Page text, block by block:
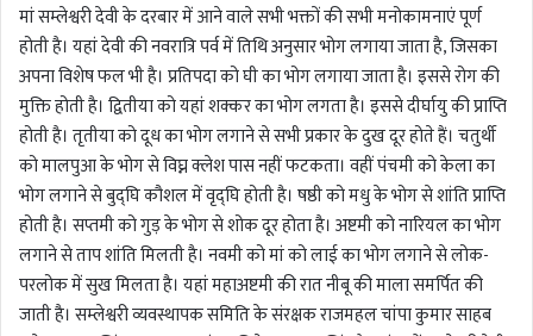
मां सम्लेश्वरी देवी के दरबार में आने वाले सभी भक्तों की सभी मनोकामनाएं पूर्ण
होती है। यहां देवी की नवरात्रि पर्व में तिथि अनुसार भोग लगाया जाता है, जिसका
अपना विशेष फल भी है। प्रतिपदा को घी का भोग लगाया जाता है। इससे रोग की
मुक्ति होती है। द्वितीया को यहां शक्कर का भोग लगता है। इससे दीर्घायु की प्राप्ति
होती है। तृतीया को दूध का भोग लगाने से सभी प्रकार के दुख दूर होते हैं। चतुर्थी
को मालपुआ के भोग से विघ्न क्लेश पास नहीं फटकता। वहीं पंचमी को केला का
भोग लगाने से बुद्घि कौशल में वृद्घि होती है। षष्ठी को मधु के भोग से शांति प्राप्ति
होती है। सप्तमी को गुड़ के भोग से शोक दूर होता है। अष्टमी को नारियल का भोग
लगाने से ताप शांति मिलती है। नवमी को मां को लाई का भोग लगाने से लोक-
परलोक में सुख मिलता है। यहां महाअष्टमी की रात नीबू की माला समर्पित की
जाती है। सम्लेश्वरी व्यवस्थापक समिति के संरक्षक राजमहल चांपा कुमार साहब